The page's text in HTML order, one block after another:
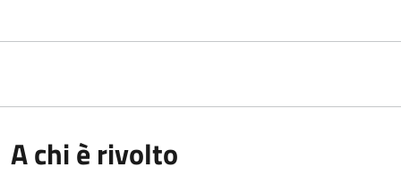
A chi è rivolto